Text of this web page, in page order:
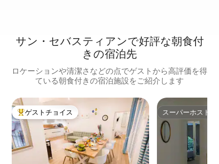
サン・セバスティアンで好評な朝食付
きの宿泊先
ロケーションや清潔さなどの点でゲストから高評価を得
ている朝食付きの宿泊施設をご紹介します
大好評のゲストチョイスです。
ゲストチョイス スーパーホスト
スーパーホスト